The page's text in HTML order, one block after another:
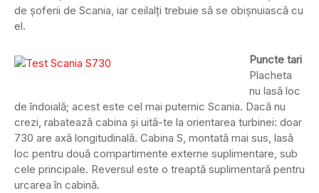
de șoferii de Scania, iar ceilalți trebuie să se obișnuiască cu
el.
Puncte tari
Placheta
nu lasă loc
de îndoială; acest este cel mai puternic Scania. Dacă nu
crezi, rabatează cabina și uită-te la orientarea turbinei: doar
730 are axă longitudinală. Cabina S, montată mai sus, lasă
loc pentru două compartimente externe suplimentare, sub
cele principale. Reversul este o treaptă suplimentară pentru
urcarea în cabină.